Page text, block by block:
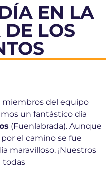
EN LA
LOS
miembros del equipo
un fantástico día
(Fuenlabrada). Aunque
el camino se fue
maravilloso. ¡Nuestros
todas